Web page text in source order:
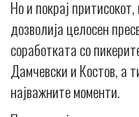
Но и покрај
дозволија целосен
соработката со
Дамчевски и Костов, а
најважните моменти.